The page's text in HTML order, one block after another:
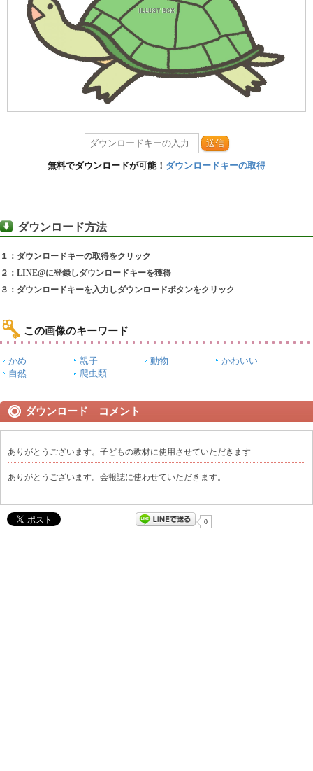
送信
無料でダウンロードが可能！ ダウンロードキーの取得
ダウンロード方法
１：ダウンロードキーの取得をクリック
２：LINE@に登録しダウンロードキーを獲得
３：ダウンロードキーを入力しダウンロードボタンをクリック
この画像のキーワード
かめ 親子 動物
かわいい
自然
爬虫類
ダウンロード コメント
ありがとうございます。子どもの教材に使用させていただきます
ありがとうございます。会報誌に使わせていただきます。
0